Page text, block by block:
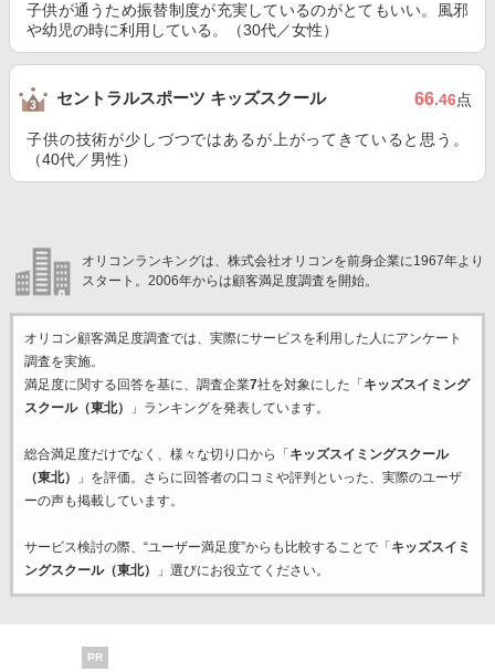
子供が通うため振替制度が充実しているのがとてもいい。風邪
や幼児の時に利用している。（30代／女性）
セントラルスポーツ キッズスクール 66.46点
子供の技術が少しづつではあるが上がってきていると思う。
（40代／男性）
オリコンランキングは、株式会社オリコンを前身企業に1967年より
スタート。2006年からは顧客満足度調査を開始。
オリコン顧客満足度調査では、実際にサービスを利用した 人にアンケート
調査を実施。
満足度に関する回答を基に、調査企業7社を対象にした「 キッズスイミング
スクール（東北）
」ランキングを発表しています。
総合満足度だけでなく、様々な切り口から「 キッズスイミングスクール
（東北）
」を評価。さらに回答者の口コミや評判といった、実際のユーザ
ーの声も掲載しています。
サービス検討の際、“ユーザー満足度”からも比較することで「 キッズスイミ
ングスクール（東北）
」選びにお役立てください。
PR